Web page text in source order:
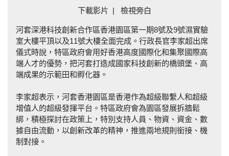
下載影片 | 檢視旁白
河套深港科技創新合作區香港園區第一期8號及9號濕實驗
室大樓平頂以及11號大樓全面完成。行政長官李家超出席
儀式時說，特區政府會用好香港高度國際化和集聚國際高
端人才的優勢，把河套打造成國家科技創新的橋頭堡、高
端成果的示範田和孵化器。
李家超表示，河套香港園區是香港作為超級聯繫人和超級
增值人的超級發揮平台。特區政府會為園區發展拆牆鬆
綁，積極探討在政策上，特別支持人員、物資、資金、數
據自由流動，以創新改革的精神，推進兩地規則銜接、機
制對接。